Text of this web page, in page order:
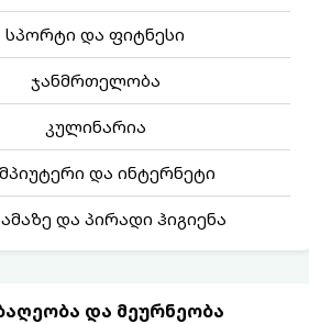
სპორტი და ფიტნესი
ჯანმრთელობა
კულინარია
და ინტერნეტი
და პირადი ჰიგიენა
და მეურნეობა